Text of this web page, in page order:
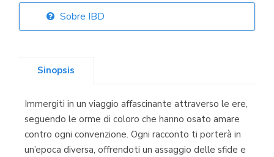
Librería Proteo
Sobre IBD
Sinopsis
Immergiti in un viaggio affascinante attraverso le ere,
seguendo le orme di coloro che hanno osato amare
contro ogni convenzione. Ogni racconto ti porterà in
un’epoca diversa, offrendoti un assaggio delle sfide e